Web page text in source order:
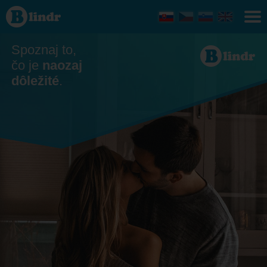
Zoznamka
Spoznaj to,
čo je naozaj
dôležité.